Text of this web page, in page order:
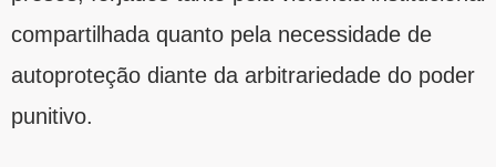
compartilhada quanto pela necessidade de
autoproteção diante da arbitrariedade do poder
punitivo.